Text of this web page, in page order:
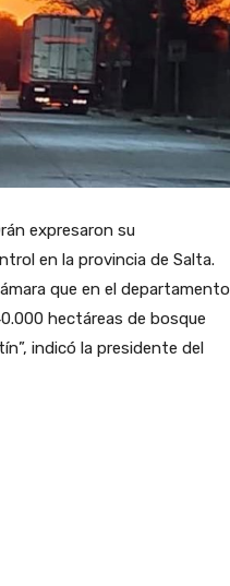
expresaron su
en la provincia de Salta.
que en el departamento
hectáreas de bosque
indicó la presidente del